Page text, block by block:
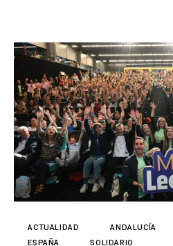
ACTUALIDAD ANDALUCÍA
ESPAÑA
SOLIDARIO